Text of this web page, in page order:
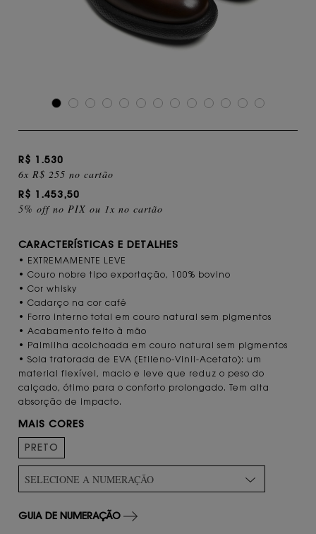
R$ 1.530
6x R$ 255 no cartão
R$ 1.453,50
5% off no PIX ou 1x no cartão
CARACTERÍSTICAS E DETALHES
• EXTREMAMENTE LEVE
• Couro nobre tipo exportação, 100% bovino
• Cor whisky
• Cadarço na cor café
• Forro interno total em couro natural sem pigmentos
• Acabamento feito à mão
• Palmilha acolchoada em couro natural sem pigmentos
• Sola tratorada de EVA (Etileno-Vinil-Acetato): um
material flexível, macio e leve que reduz o peso do
calçado, ótimo para o conforto prolongado. Tem alta
absorção de impacto.
MAIS CORES
PRETO
SELECIONE A NUMERAÇÃO
GUIA DE NUMERAÇÃO